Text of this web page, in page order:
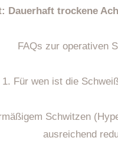
Dauerhaft trockene
FAQs zur operativen
1. Für wen ist die
Schwitzen
ausreichend